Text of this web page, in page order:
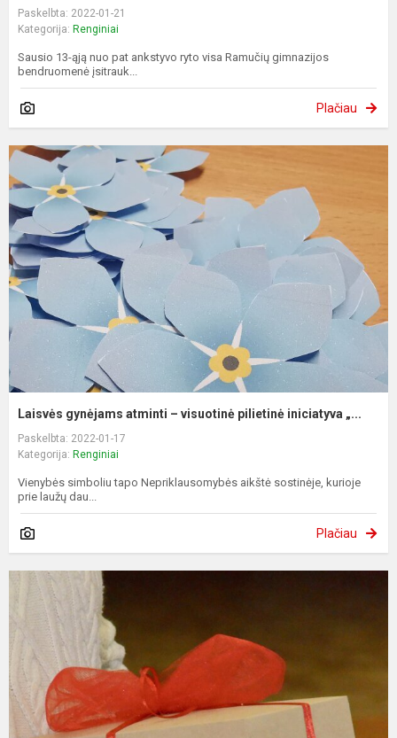
Paskelbta: 2022-01-21
Kategorija: Renginiai
Sausio 13-ąją nuo pat ankstyvo ryto visa Ramučių gimnazijos
bendruomenė įsitrauk...
Plačiau
Laisvės gynėjams atminti – visuotinė pilietinė iniciatyva „...
Paskelbta: 2022-01-17
Kategorija: Renginiai
Vienybės simboliu tapo Nepriklausomybės aikštė sostinėje, kurioje
prie laužų dau...
Plačiau